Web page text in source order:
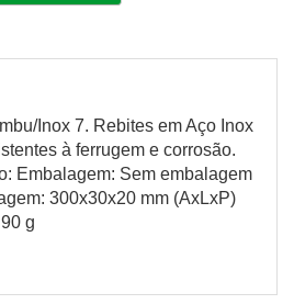
Inox 7. Rebites em Aço Inox
à ferrugem e corrosão.
Embalagem: Sem embalagem
300x30x20 mm (AxLxP)
g